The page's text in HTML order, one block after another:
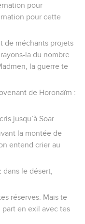
pour
pour cette
de méchants projets
la du nombre
la guerre te
de Horonaïm :
jusqu’à Soar.
la montée de
entend crier au
dans le désert,
réserves. Mais te
part en exil avec tes